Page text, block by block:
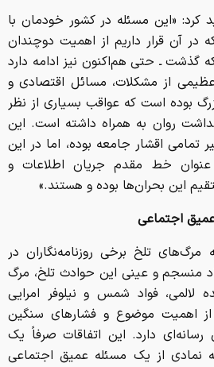
کرد: «این مسئله در کشور خودمان با
آن قرار داریم از اهمیت دوچندان
گذشت ـ حتی هم‌اکنون نیز ادامه دارد
از مشکلات، مسائل اقتصادی و
بوده است که عواقب بسیاری از نظر
روان به همراه داشته است. این
تمامی اقشار جامعه بوده، اما در این
عنوان خط مقدم جریان اطلاعات و
این بحران‌ها بوده و هستند.»
اجتماعی
تلخ برخی روزنامه‌نگاران در
منسجم و عینی این حوادث تلخ، مرگ‌
لالمی، فواد شمس و نیلوفر امرایی
اهمیت موضوع و فشارهای سنگین
رسانه‌ای دارد. این اتفاقات صرفاً یک
نمادی از یک مسئله عمیق اجتماعی